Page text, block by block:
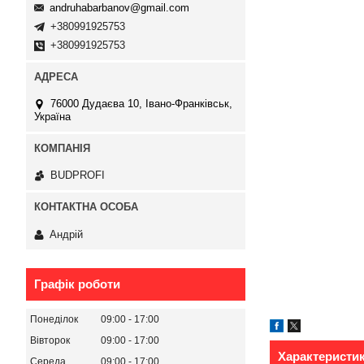
andruhabarbanov@gmail.com
+380991925753
+380991925753
76000 Дудаєва 10, Івано-Франківськ,
Україна
BUDPROFI
Андрій
Графік роботи
Понеділок 09:00
17:00
Вівторок
09:00
17:00
Середа
09:00 17:00